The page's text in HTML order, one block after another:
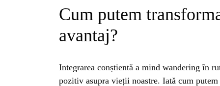
Cum putem
avantaj?
Integrarea conștientă a mind wandering în
pozitiv asupra vieții noastre. Iată cum putem